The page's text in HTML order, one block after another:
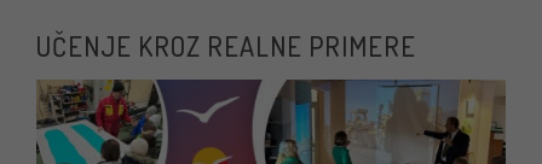
UČENJE KROZ REALNE PRIMERE